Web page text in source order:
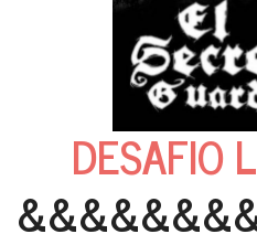
DESAFIO